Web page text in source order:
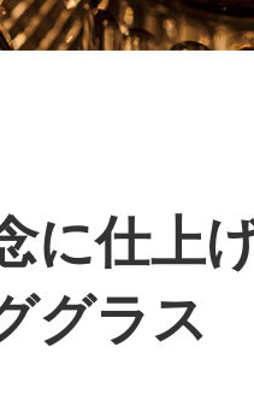
に仕上
グラス